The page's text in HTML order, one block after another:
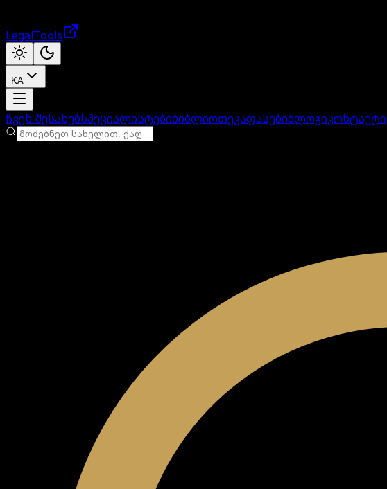
LegalTools
KA
ანგარიში იტვირთება
ჩვენ შესახებსპეციალისტებიბიბლიოთეკაფასებიბლოგიკონტაქტი